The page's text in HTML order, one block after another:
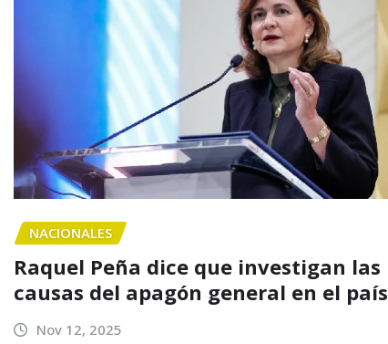
NACIONALES
Raquel Peña dice que investigan las
causas del apagón general en el país
Nov 12, 2025